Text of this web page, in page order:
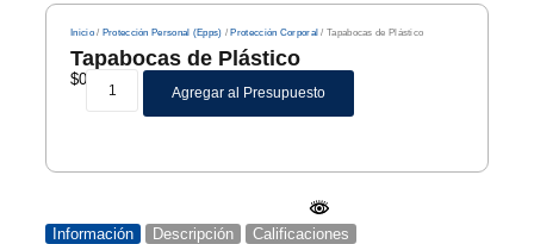
Inicio/ Protección Personal (Epps) / Protección Corporal / Tapabocas de Plástico
Tapabocas de Plástico
$0
Agregar al Presupuesto
Información Descripción Calificaciones